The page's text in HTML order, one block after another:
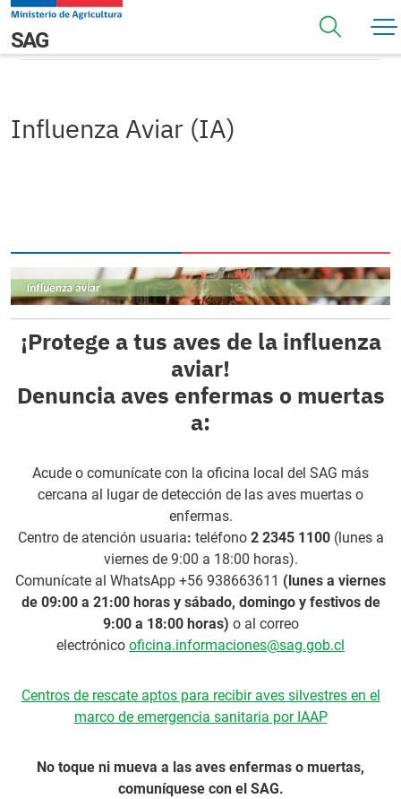
Pasar al contenido principal
Navegación principal
SAGInfluenza Aviar (IA)
Influenza Aviar (IA)
¡Protege a tus aves de la influenza
aviar!
Denuncia aves enfermas o muertas
a:
Acude o comunícate con la oficina local del SAG más
cercana al lugar de detección de las aves muertas o
enfermas.
Centro de atención usuaria: teléfono 2 2345 1100 (lunes a
viernes de 9:00 a 18:00 horas).
Comunícate al WhatsApp +56 938663611 (lunes a viernes
de 09:00 a 21:00 horas y sábado, domingo y festivos de
9:00 a 18:00 horas) o al correo
electrónico oficina.informaciones@sag.gob.cl
Centros de rescate aptos para recibir aves silvestres en el
marco de emergencia sanitaria por IAAP
No toque ni mueva a las aves enfermas o muertas,
comuníquese con el SAG.